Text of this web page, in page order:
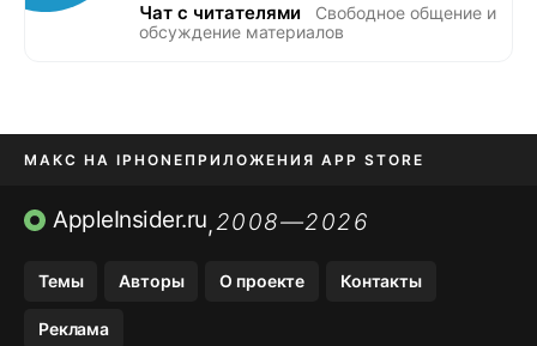
Чат с читателями
Свободное общение и
обсуждение материалов
МАКС НА IPHONE ПРИЛОЖЕНИЯ APP STORE
TIKTOK НА IPHONEПРИЛОЖЕНИЯ БЕЗ APP STORE
AppleInsider.ru,2008—2026
Темы Авторы О проекте Контакты
Реклама